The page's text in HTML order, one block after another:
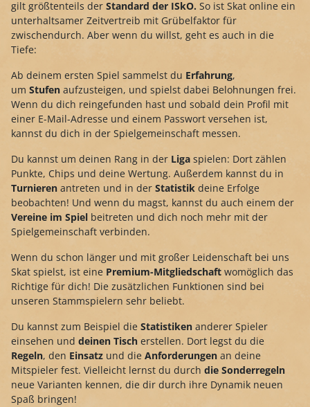
gilt größtenteils der Standard der ISkO. So ist Skat online ein
unterhaltsamer Zeitvertreib mit Grübelfaktor für
zwischendurch. Aber wenn du willst, geht es auch in die
Tiefe:
Ab deinem ersten Spiel sammelst du Erfahrung,
um Stufen aufzusteigen, und spielst dabei Belohnungen frei.
Wenn du dich reingefunden hast und sobald dein Profil mit
einer E-Mail-Adresse und einem Passwort versehen ist,
kannst du dich in der Spielgemeinschaft messen.
Du kannst um deinen Rang in der Liga spielen: Dort zählen
Punkte, Chips und deine Wertung. Außerdem kannst du in
Turnieren antreten und in der Statistik deine Erfolge
beobachten! Und wenn du magst, kannst du auch einem der
Vereine im Spiel beitreten und dich noch mehr mit der
Spielgemeinschaft verbinden.
Wenn du schon länger und mit großer Leidenschaft bei uns
Skat spielst, ist eine Premium-Mitgliedschaft womöglich das
Richtige für dich! Die zusätzlichen Funktionen sind bei
unseren Stammspielern sehr beliebt.
Du kannst zum Beispiel die Statistiken anderer Spieler
einsehen und deinen Tisch erstellen. Dort legst du die
Regeln, den Einsatz und die Anforderungen an deine
Mitspieler fest. Vielleicht lernst du durch die Sonderregeln
neue Varianten kennen, die dir durch ihre Dynamik neuen
Spaß bringen!